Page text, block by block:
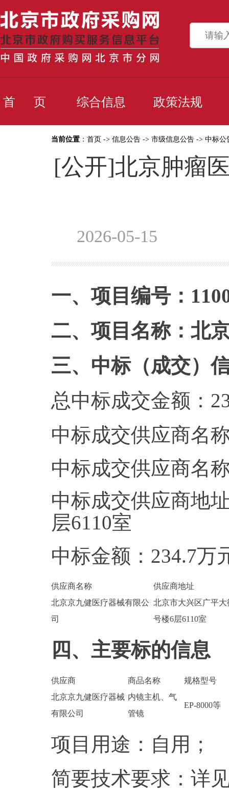
首 页 综合信息 政策法规
当前位置 ： 首页 -> 信息公告 -> 市级信息公告 -> 中标公
[公开]北京肿瘤
2026-05-15
一、项目编号：
二、项目名称：北
三、中标（成交）
总中标成交金额：
中标成交供应商名
中标成交供应商名
中标成交供应商地
层6110室
中标金额：234.7万
供应商名称
供应商地址
北京京九健医疗器械有限公
司
北京市大兴区广平大
号楼6层6110室
四、主要标的信息
供应商 商品名称
规格型号
北京京九健医疗器械
有限公司
内镜主机、气
管镜
EP-8000等
项目用途：自用；
简要技术要求：详